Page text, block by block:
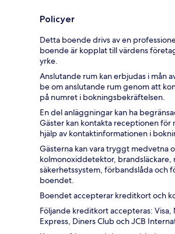
Policyer
Detta boende drivs av en
boende är kopplat till värdens
yrke.
Anslutande rum kan erbjudas i mån
be om anslutande rum genom att
på numret i bokningsbekräftelsen.
En del anläggningar kan ha
Gäster kan kontakta receptionen för
hjälp av kontaktinformationen i
Gästerna kan vara tryggt medvetna
kolmonoxiddetektor, brandsläckare,
säkerhetssystem, förbandslåda och
boendet.
Boendet accepterar kreditkort och
Följande kreditkort accepteras:
Express, Diners Club och JCB